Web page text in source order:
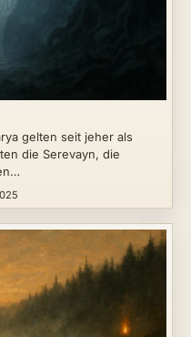
gelten seit jeher als
die Serevayn, die